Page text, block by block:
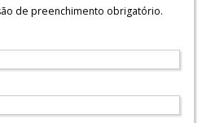
de preenchimento obrigatório.